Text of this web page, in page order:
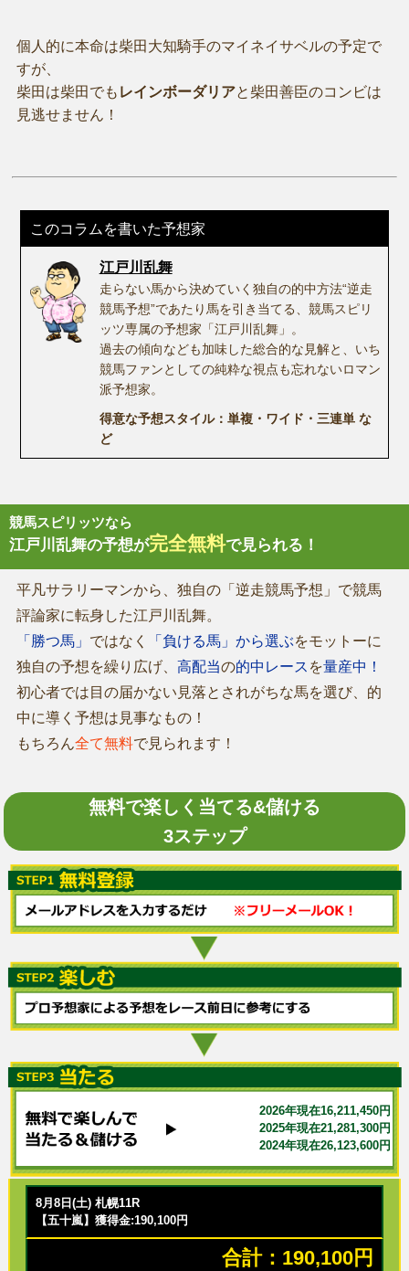
個人的に本命は柴田大知騎手のマイネイサベルの予定で
すが、
柴田は柴田でも レインボーダリアと柴田善臣のコンビは
見逃せません！
このコラムを書いた予想家
江戸川乱舞
走らない馬から決めていく独自の的中方法“逆走
競馬予想”であたり馬を引き当てる、競馬スピリ
ッツ専属の予想家「江戸川乱舞」。
過去の傾向なども加味した総合的な見解と、いち
競馬ファンとしての純粋な視点も忘れないロマン
派予想家。
得意な予想スタイル：単複・ワイド・三連単 な
ど
競馬スピリッツなら
江戸川乱舞の予想が完全無料で見られる！
平凡サラリーマンから、独自の「逆走競馬予想」で競馬
評論家に転身した江戸川乱舞。
「勝つ馬」 ではなく 「負ける馬」から選ぶをモットーに
独自の予想を繰り広げ、 高配当の的中レース を量産中！
初心者では目の届かない見落とされがちな馬を選び、的
中に導く予想は見事なもの！
もちろん全て無料で見られます！
無料で楽しく当てる&儲ける
3ステップ
2026年現在16,211,450円
2025年現在21,281,300円
2024年現在26,123,600円
8月8日(土) 札幌11R
【五十嵐】獲得金:190,100円
合計：190,100円